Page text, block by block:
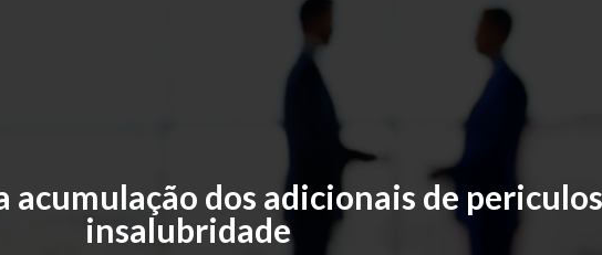
acumulação dos adicionais de
insalubridade